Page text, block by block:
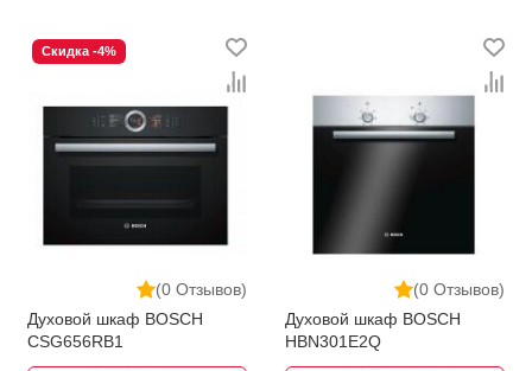
(0 Отзывов)
Скидка -4%
Духовой шкаф BOSCH
CSG656RB1
(0 Отзывов)
Духовой шкаф BOSCH
HBN301E2Q